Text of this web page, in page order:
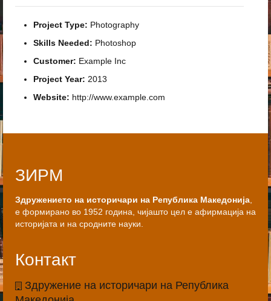
Project Type: Photography
Skills Needed: Photoshop
Customer: Example Inc
Project Year: 2013
Website: http://www.example.com
ЗИРМ
Здружението на историчари на Република Македонија
е формирано во 1952 година, чијашто цел е афирмација на
историјата и на сродните науки.
Контакт
Здружение на историчари на Република